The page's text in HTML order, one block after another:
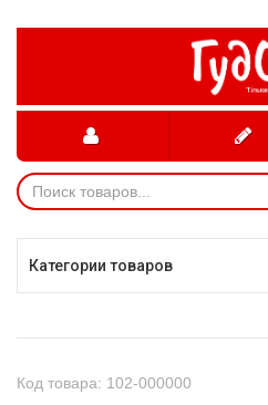
Категории товаров
Код товара: 102-000000